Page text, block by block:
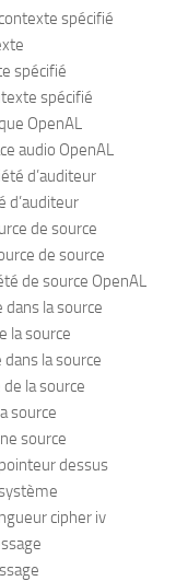
spécifié
spécifié
spécifié
OpenAL
audio OpenAL
d’auditeur
d’auditeur
de source
de source
de source OpenAL
la source
la source
la source
la source
source
source
dessus
cipher iv